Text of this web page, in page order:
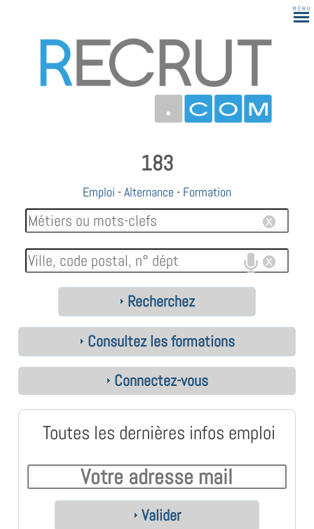
183
Emploi -Alternance - Formation
Recherchez
Consultez les formations
Connectez-vous
Toutes les dernières infos emploi
Valider